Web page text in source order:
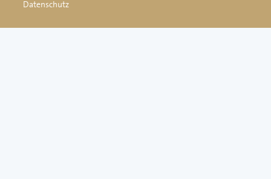
Datenschutz